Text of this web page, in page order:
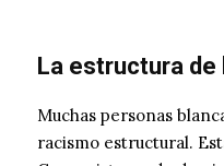
La estructura de
Muchas personas
racismo estructural.